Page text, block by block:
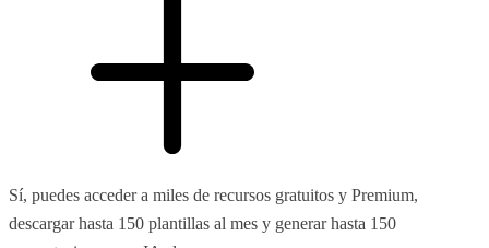
Sí, puedes acceder a miles de recursos gratuitos y Premium,
descargar hasta 150 plantillas al mes y generar hasta 150